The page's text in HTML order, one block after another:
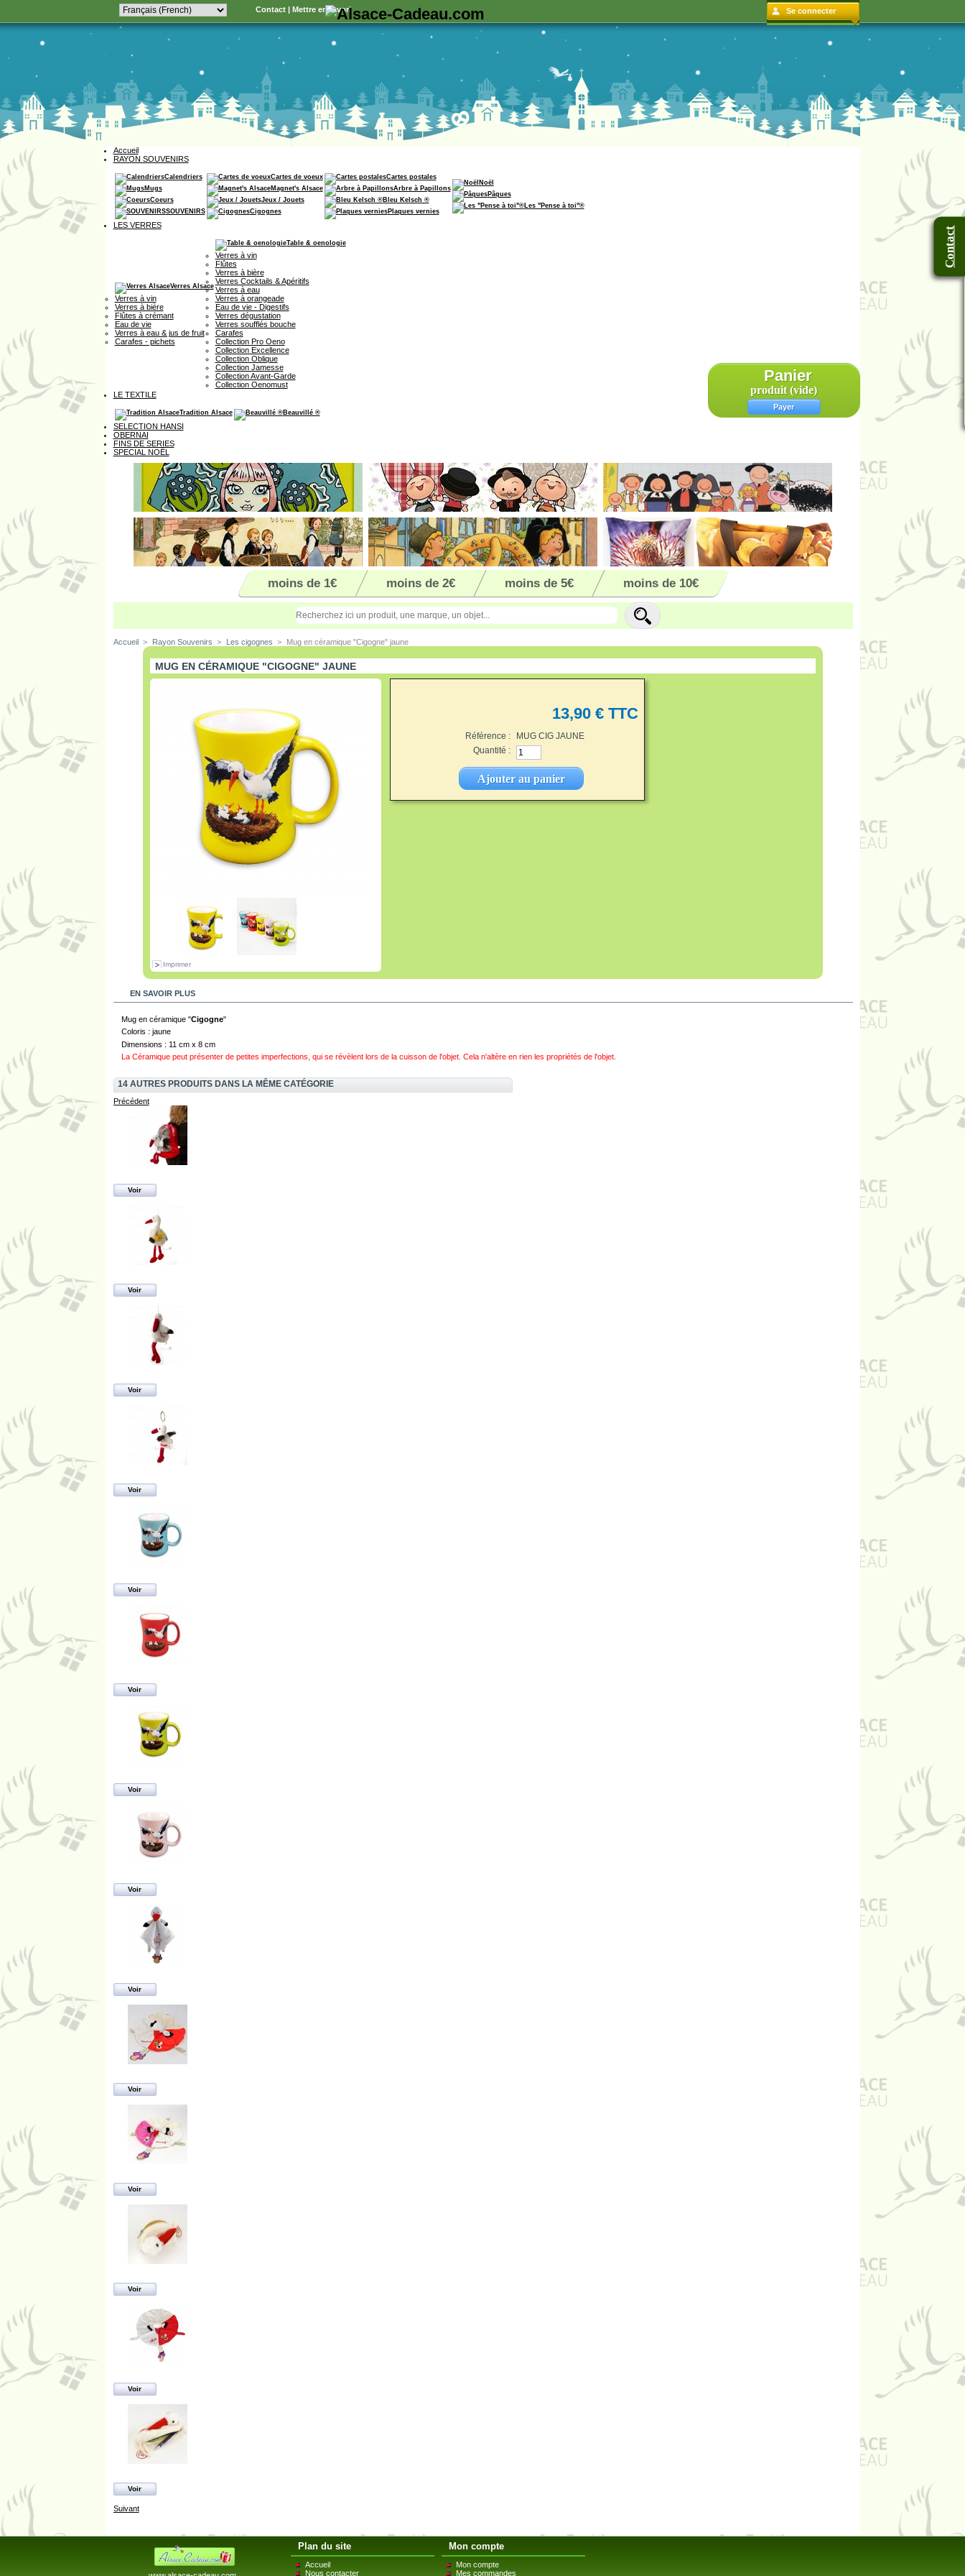
Contact | Mettre en favori Se connecter
Accueil
RAYON SOUVENIRS
Calendriers
Mugs
Coeurs
SOUVENIRS
Cartes de voeux
Magnet's Alsace
Jeux / Jouets
Cigognes
Cartes postales
Arbre à Papillons
Bleu Kelsch ®
Plaques vernies
Noël
Pâques
Les "Pense à toi"®
LES VERRES
Verres Alsace
Verres à vin
Verres à bière
Flûtes à crémant
Eau de vie
Verres à eau & jus de fruit
Carafes - pichets
Table & oenologie
Verres à vin
Flûtes
Verres à bière
Verres Cocktails & Apéritifs
Verres à eau
Verres à orangeade
Eau de vie - Digestifs
Verres dégustation
Verres soufflés bouche
Carafes
Collection Pro Oeno
Collection Excellence
Collection Oblique
Collection Jamesse
Collection Avant-Garde
Collection Oenomust
LE TEXTILE
Tradition Alsace Beauvillé ®
SELECTION HANSI
OBERNAI
FINS DE SERIES
SPECIAL NOËL
Panier
produit (vide)
Payer
Contact
moins de 1€ moins de 2€ moins de 5€ moins de 10€
Accueil > Rayon Souvenirs > Les cigognes > Mug en céramique "Cigogne" jaune
MUG EN CÉRAMIQUE "CIGOGNE" JAUNE
Imprimer
13,90 €TTC
Référence :
MUG CIG JAUNE
Quantité :
EN SAVOIR PLUS
Mug en céramique "Cigogne"
Coloris : jaune
Dimensions : 11 cm x 8 cm
La Céramique peut présenter de petites imperfections, qui se révèlent lors de la cuisson de l'objet. Cela n'altère en rien les propriétés de l'objet.
14 AUTRES PRODUITS DANS LA MÊME CATÉGORIE
Précédent
Voir
Voir
Voir
Voir
Voir
Voir
Voir
Voir
Voir
Voir
Voir
Voir
Voir
Voir
Suivant
Plan du site
Accueil
Nous contacter
Mon compte
Mon compte
Mes commandes